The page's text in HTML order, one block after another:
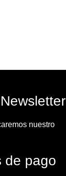
nuestro
de pago